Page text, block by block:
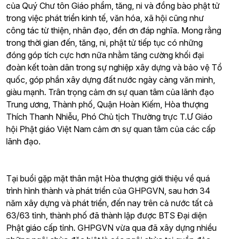
của Quý Chư tôn Giáo phẩm, tăng, ni và đồng bào phật tử
trong việc phát triển kinh tế, văn hóa, xã hội cũng như
công tác từ thiện, nhân đạo, đền ơn đáp nghĩa. Mong rằng
trong thời gian đến, tăng, ni, phật tử tiếp tục có những
đóng góp tích cực hơn nữa nhằm tăng cường khối đại
đoàn kết toàn dân trong sự nghiệp xây dựng và bảo vệ Tổ
quốc, góp phần xây dựng đất nước ngày càng văn minh,
giàu mạnh. Trân trọng cảm ơn sự quan tâm của lãnh đạo
Trung ương, Thành phố, Quận Hoàn Kiếm, Hòa thượng
Thích Thanh Nhiễu, Phó Chủ tịch Thường trực T.Ư Giáo
hội Phật giáo Việt Nam cảm ơn sự quan tâm của các cấp
lãnh đạo.
Tại buổi gặp mặt thân mật Hòa thượng giới thiệu về quá
trình hình thành và phát triển của GHPGVN, sau hơn 34
năm xây dựng và phát triển, đến nay trên cả nước tất cả
63/63 tỉnh, thành phố đã thành lập được BTS Đại diện
Phật giáo cấp tỉnh. GHPGVN vừa qua đã xây dựng nhiều